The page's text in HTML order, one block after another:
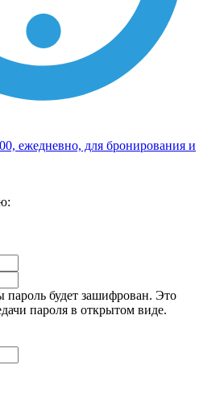
ежедневно, для бронирования и
будет зашифрован. Это
пароля в открытом виде.